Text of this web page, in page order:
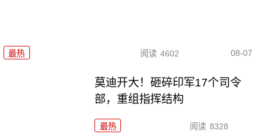
最热 阅读 4602 08-07
莫迪开大！砸碎印军17个司令
部，重组指挥结构
最热 阅读 8328